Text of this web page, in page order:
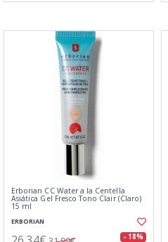
Erborian CC Water a la Centella
Asiática Gel Fresco Tono Clair (Claro)
15 ml
ERBORIAN
- 18%